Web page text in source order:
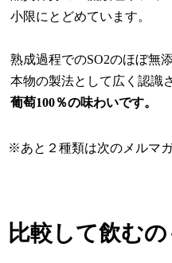
小限にとどめています。
熟成過程でのSO2のほぼ無
本物の製法として広く認識
葡萄100％の味わいです。
※あと２種類は次のメルマ
比較して飲む